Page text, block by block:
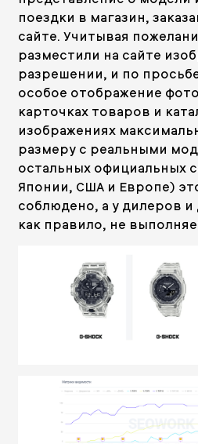
поездки в магазин,
сайте. Учитывая
разместили на сайте
разрешении, и по
особое отображение
карточках товаров и
изображениях
размеру с реальными
остальных официальных
Японии, США и Европе)
соблюдено, а у дилеров
как правило, не